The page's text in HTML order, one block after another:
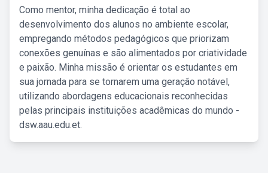
Como mentor, minha dedicação é total ao
desenvolvimento dos alunos no ambiente escolar,
empregando métodos pedagógicos que priorizam
conexões genuínas e são alimentados por criatividade
e paixão. Minha missão é orientar os estudantes em
sua jornada para se tornarem uma geração notável,
utilizando abordagens educacionais reconhecidas
pelas principais instituições acadêmicas do mundo -
dsw.aau.edu.et.